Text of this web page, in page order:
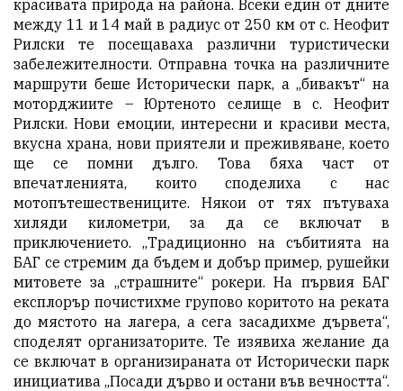
красивата природа на района. Всеки един от дните
между 11 и 14 май в радиус от 250 км от с. Неофит
Рилски те посещаваха различни туристически
забележителности. Отправна точка на различните
маршрути беше Исторически парк, а „бивакът“ на
моторджиите – Юртеното селище в с. Неофит
Рилски. Нови емоции, интересни и красиви места,
вкусна храна, нови приятели и преживяване, което
ще се помни дълго. Това бяха част от
впечатленията, които споделиха с нас
мотопътешествениците. Някои от тях пътуваха
хиляди километри, за да се включат в
приключението. „Традиционно на събитията на
БАГ се стремим да бъдем и добър пример, рушейки
митовете за „страшните“ рокери. На първия БАГ
експлорър почистихме групово коритото на реката
до мястото на лагера, а сега засадихме дървета“,
споделят организаторите. Те изявиха желание да
се включат в организираната от Исторически парк
инициатива „Посади дърво и остани във вечността“.